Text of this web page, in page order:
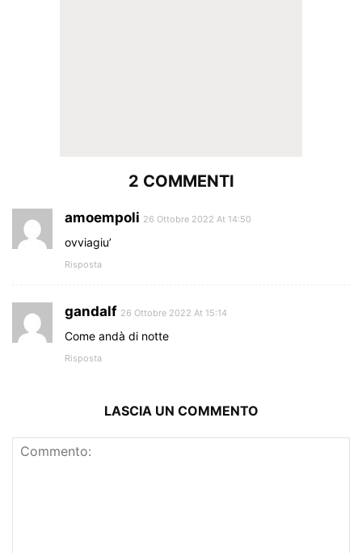
2 COMMENTI
amoempoli 26 Ottobre 2022 At 14:50
ovviagiu’
Risposta
gandalf 26 Ottobre 2022 At 15:14
Come andà di notte
Risposta
LASCIA UN COMMENTO